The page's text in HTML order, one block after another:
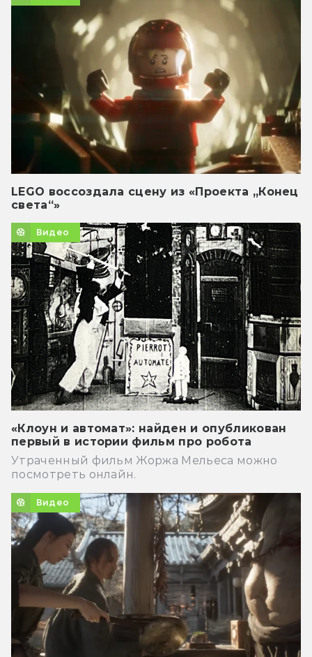
LEGO воссоздала сцену из «Проекта „Конец
света“»
Видео
«Клоун и автомат»: найден и опубликован
первый в истории фильм про робота
Утраченный фильм Жоржа Мельеса можно
посмотреть онлайн.
Видео